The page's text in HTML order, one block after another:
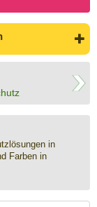
in
Farben in